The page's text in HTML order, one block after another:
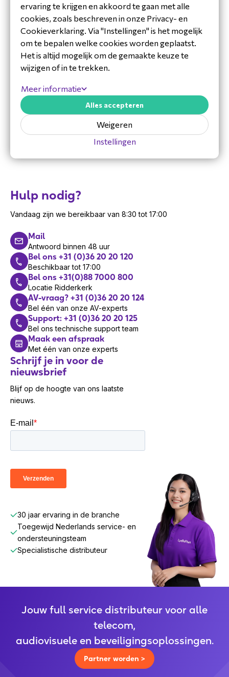
Zoom_Algo_Endpoints.pdf
Hulp nodig?
Vandaag zijn we bereikbaar van 8:30 tot 17:00
Mail
Antwoord binnen 48 uur
Bel ons +31 (0)36 20 20 120
Beschikbaar tot 17:00
Bel ons +31(0)88 7000 800
Locatie Ridderkerk
AV-vraag? +31 (0)36 20 20 124
Bel één van onze AV-experts
Support: +31 (0)36 20 20 125
Bel ons technische support team
Maak een afspraak
Met één van onze experts
Schrijf je in voor de
nieuwsbrief
Blijf op de hoogte van ons laatste
nieuws.
30 jaar ervaring in de branche
Toegewijd Nederlands service- en
ondersteuningsteam
Specialistische distributeur
Jouw full service distributeur voor alle
telecom,
audiovisuele en beveiligingsoplossingen.
Partner worden >
ervaring te krijgen en akkoord te gaan met alle
cookies, zoals beschreven in onze Privacy- en
Cookieverklaring. Via "Instellingen" is het mogelijk
om te bepalen welke cookies worden geplaatst.
Het is altijd mogelijk om de gemaakte keuze te
wijzigen of in te trekken.
Meer informatie
Instellingen
Weigeren
Alles accepteren